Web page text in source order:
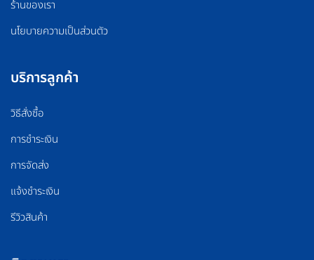
ร้านของเรา
นโยบายความเป็นส่วนตัว
บริการลูกค้า
วิธีสั่งซื้อ
การชำระเงิน
การจัดส่ง
แจ้งชำระเงิน
รีวิวสินค้า